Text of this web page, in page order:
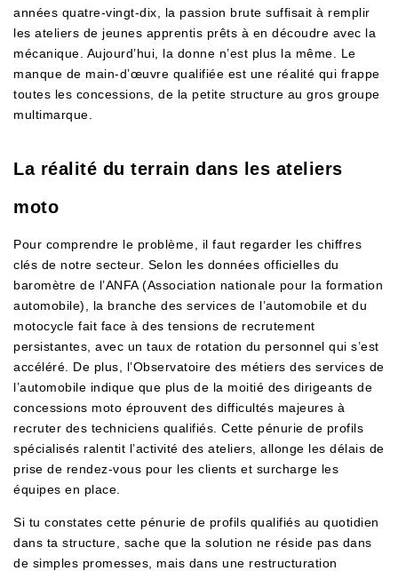
années quatre-vingt-dix, la passion brute suffisait à remplir
les ateliers de jeunes apprentis prêts à en découdre avec la
mécanique. Aujourd’hui, la donne n’est plus la même. Le
manque de main-d’œuvre qualifiée est une réalité qui frappe
toutes les concessions, de la petite structure au gros groupe
multimarque.
La réalité du terrain dans les ateliers
moto
Pour comprendre le problème, il faut regarder les chiffres
clés de notre secteur. Selon les données officielles du
baromètre de l’ANFA (Association nationale pour la formation
automobile), la branche des services de l’automobile et du
motocycle fait face à des tensions de recrutement
persistantes, avec un taux de rotation du personnel qui s’est
accéléré. De plus, l’Observatoire des métiers des services de
l’automobile indique que plus de la moitié des dirigeants de
concessions moto éprouvent des difficultés majeures à
recruter des techniciens qualifiés. Cette pénurie de profils
spécialisés ralentit l’activité des ateliers, allonge les délais de
prise de rendez-vous pour les clients et surcharge les
équipes en place.
Si tu constates cette pénurie de profils qualifiés au quotidien
dans ta structure, sache que la solution ne réside pas dans
de simples promesses, mais dans une restructuration